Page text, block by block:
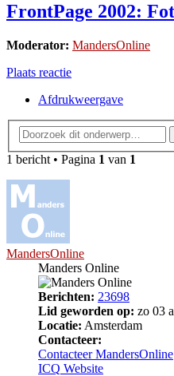
FrontPage 2002:
Moderator: MandersOnline
Plaats reactie
Afdrukweergave
1 bericht • Pagina 1 van 1
MandersOnline
Manders Online
Berichten: 23698
Lid geworden op: zo 03
Locatie: Amsterdam
Contacteer:
Contacteer MandersOnline
ICQ Website